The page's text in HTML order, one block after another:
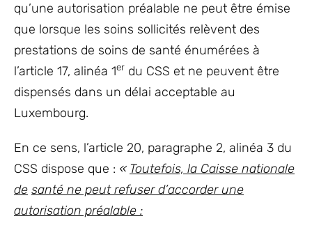
qu’une autorisation préalable ne peut être émise
que lorsque les soins sollicités relèvent des
prestations de soins de santé énumérées à
l’article 17, alinéa 1er du CSS et ne peuvent être
dispensés dans un délai acceptable au
Luxembourg.
En ce sens, l’article 20, paragraphe 2, alinéa 3 du
CSS dispose que : « Toutefois, la Caisse nationale
de santé ne peut refuser d’accorder une
autorisation préalable :